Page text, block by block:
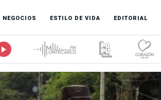
NEGOCIOS ESTILO DE VIDA EDITORIAL